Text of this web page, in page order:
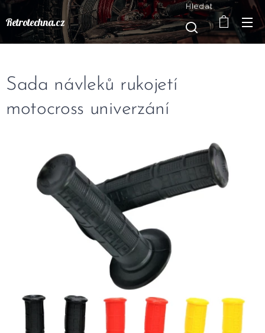
Retrotechna.cz
Hledat
Sada návleků rukojetí
motocross univerzání